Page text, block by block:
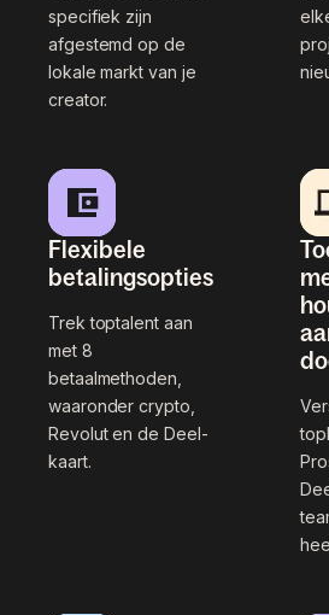
specifiek zijn
afgestemd op de
lokale markt van je
creator.
Flexibele
betalingsopties
Trek top­talent aan
met 8
betaalmethoden,
waaronder crypto,
Revolut en de Deel-
kaart.